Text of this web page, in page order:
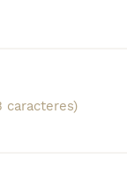
venta en
y espera el